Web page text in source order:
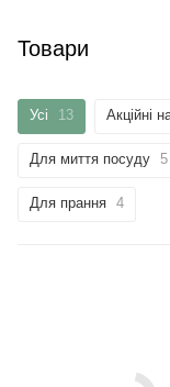
Товари
Усі 13 Акційні
Для миття посуду 5
Для прання 4